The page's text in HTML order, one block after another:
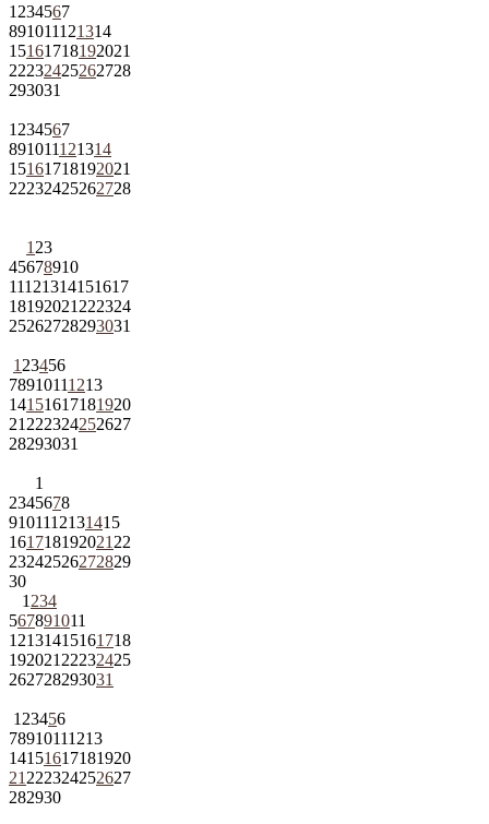
1 234567
891011121314
15161718192021
22232425262728
293031
1 234567
891011121314
15161718192021
22232425262728
1 23
45678910
11121314151617
18192021 222324
25262728293031
1 23456
78910111213
14151617181920
21 222324252627
28293031
1
2345678
9101112131415
161718192021 22
23242526272829
30
1 234
567891011
12131415161718
192021 22232425
262728293031
1 23456
78910111213
14151617181920
21 222324252627
282930